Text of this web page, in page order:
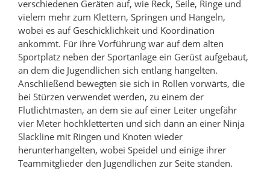
verschiedenen Geräten auf, wie Reck, Seile, Ringe und
vielem mehr zum Klettern, Springen und Hangeln,
wobei es auf Geschicklichkeit und Koordination
ankommt. Für ihre Vorführung war auf dem alten
Sportplatz neben der Sportanlage ein Gerüst aufgebaut,
an dem die Jugendlichen sich entlang hangelten.
Anschließend bewegten sie sich in Rollen vorwärts, die
bei Stürzen verwendet werden, zu einem der
Flutlichtmasten, an dem sie auf einer Leiter ungefähr
vier Meter hochkletterten und sich dann an einer Ninja
Slackline mit Ringen und Knoten wieder
herunterhangelten, wobei Speidel und einige ihrer
Teammitglieder den Jugendlichen zur Seite standen.